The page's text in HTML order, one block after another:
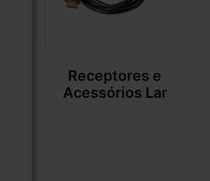
Receptores e
Acessórios Lar